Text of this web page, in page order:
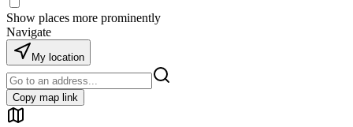
Show places more prominently
Navigate
My location
Copy map link